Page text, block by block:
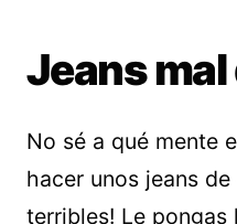
Jeans
No sé a qué mente
hacer unos jeans de
terribles! Le pongas